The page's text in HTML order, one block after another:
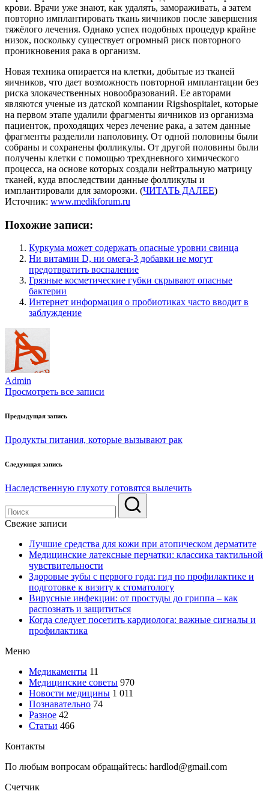
крови. Врачи уже знают, как удалять, замораживать, а затем
повторно имплантировать ткань яичников после завершения
тяжёлого лечения. Однако успех подобных процедур крайне
низок, поскольку существует огромный риск повторного
проникновения рака в организм.
Новая техника опирается на клетки, добытые из тканей
яичников, что дает возможность повторной имплантации без
риска злокачественных новообразований. Ее авторами
являются ученые из датской компании Rigshospitalet, которые
на первом этапе удалили фрагменты яичников из организма
пациенток, проходящих через лечение рака, а затем данные
фрагменты разделили наполовину. От одной половины были
собраны и сохранены фолликулы. От другой половины были
получены клетки с помощью трехдневного химического
процесса, на основе которых создали нейтральную матрицу
тканей, куда впоследствии данные фолликулы и
имплантировали для заморозки. (ЧИТАТЬ ДАЛЕЕ)
Источник: www.medikforum.ru
Похожие записи:
Куркума может содержать опасные уровни свинца
Ни витамин D, ни омега-3 добавки не могут
предотвратить воспаление
Грязные косметические губки скрывают опасные
бактерии
Интернет информация о пробиотиках часто вводит в
заблуждение
Admin
Просмотреть все записи
Навигация
по
Предыдущая запись
Продукты питания, которые вызывают рак
Следующая запись
Наследственную глухоту готовятся вылечить
Свежие записи
Лучшие средства для кожи при атопическом дерматите
Медицинские латексные перчатки: классика тактильной
чувствительности
Здоровые зубы с первого года: гид по профилактике и
подготовке к визиту к стоматологу
Вирусные инфекции: от простуды до гриппа – как
распознать и защититься
Когда следует посетить кардиолога: важные сигналы и
профилактика
Меню
Медикаменты 11
Медицинские советы 970
Новости медицины 1 011
Познавательно 74
Разное 42
Статьи 466
Контакты
По любым вопросам обращайтесь: hardlod@gmail.com
Счетчик